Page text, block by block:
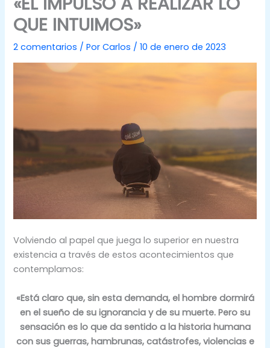
QUE INTUIMOS»
2 comentarios / PorCarlos /10 de enero de 2023
Volviendo al papel que juega lo superior en nuestra
existencia a través de estos acontecimientos que
contemplamos:
«Está claro que, sin esta demanda, el hombre dormirá
en el sueño de su ignorancia y de su muerte. Pero su
sensación es lo que da sentido a la historia humana
con sus guerras, hambrunas, catástrofes, violencias e